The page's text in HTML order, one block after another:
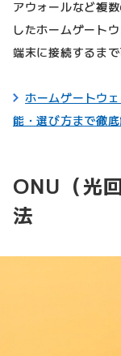
アウォールなど複
したホームゲート
端末に接続するまで
ホームゲートウ
能・選び方まで徹
ONU（光
法